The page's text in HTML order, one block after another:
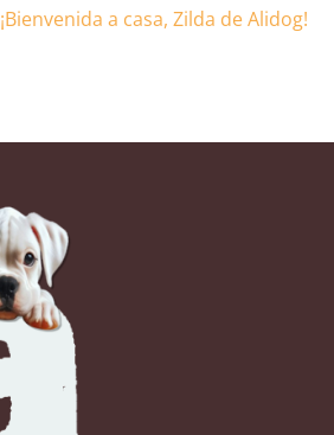
¡Bienvenida a casa, Zilda de Alidog!